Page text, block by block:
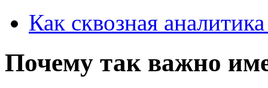
Как сквозная
Почему так важно